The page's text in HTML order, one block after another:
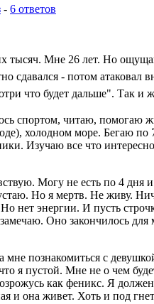
- 6 ответов
тысяч. Мне 26 лет. Но
сдавался - потом атаковал
что будет дальше". Так и
спортом, читаю,
холодном море. Бегаю
Изучаю все что
Могу не есть по 4 дня
Но я мертв. Не живу.
нет энергии. И пусть
Оно закончилось
мне познакомиться с
я пустой. Мне не о чем
как феникс. Я
и она живет. Хоть и под